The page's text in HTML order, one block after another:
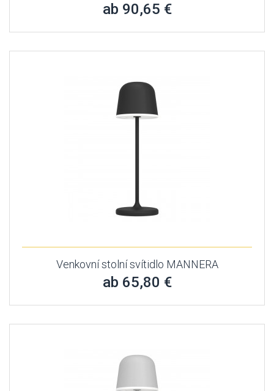
ab 90,65 €
Venkovní stolní svítidlo MANNERA
ab 65,80 €